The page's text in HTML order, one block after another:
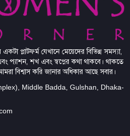
প্লাটফর্ম যেখানে মেয়েদের বিভিন্ন সমস্যা,
প্যাশন, শখ এবং স্বপ্নের কথা থাকবে। থাকতে
বিশ্বাস করি জানার অধিকার আছে সবার।
Middle Badda, Gulshan, Dhaka-